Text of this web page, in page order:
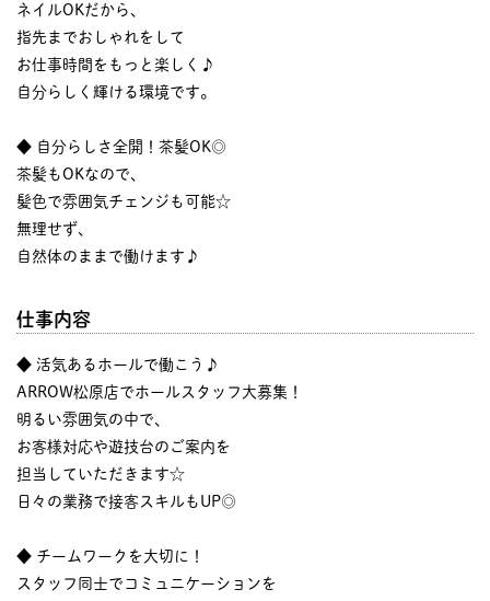
ネイルOKだから、
指先までおしゃれをして
お仕事時間をもっと楽しく♪
自分らしく輝ける環境です。
◆ 自分らしさ全開！茶髪OK◎
茶髪もOKなので、
髪色で雰囲気チェンジも可能☆
無理せず、
自然体のままで働けます♪
仕事内容
◆ 活気あるホールで働こう♪
ARROW松原店でホールスタッフ大募集！
明るい雰囲気の中で、
お客様対応や遊技台のご案内を
担当していただきます☆
日々の業務で接客スキルもUP◎
◆ チームワークを大切に！
スタッフ同士でコミュニケーションを